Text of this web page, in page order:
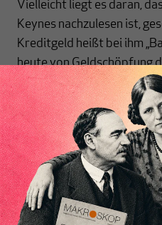
Inhaltsverzeichnis
Vielleicht liegt es daran,
Keynes nachzulesen ist,
Kreditgeld heißt bei ihm
heute von Geldschöpfung
Keynes „the ‚Creation‘ of
also in Anführungszeichen.
auf Kredit. Deshalb können
„geschöpft“ werden, soweit
Sicherheit des Kredits
immer „Geld“ geschrieben
mitzudenken und alle
lösen sich auf.